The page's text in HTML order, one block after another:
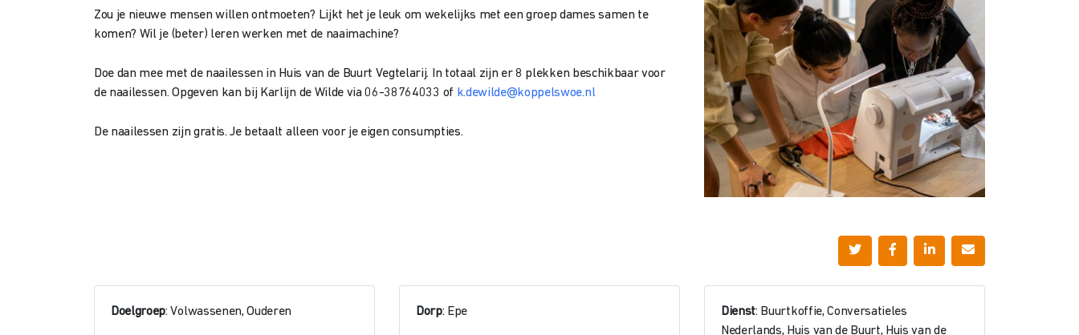
Zou je nieuwe mensen willen ontmoeten? Lijkt het je leuk om wekelijks met een groep dames samen te
komen? Wil je (beter) leren werken met de naaimachine?
Doe dan mee met de naailessen in Huis van de Buurt Vegtelarij. In totaal zijn er 8 plekken beschikbaar voor
de naailessen. Opgeven kan bij Karlijn de Wilde via 06-38764033 of k.dewilde@koppelswoe.nl
De naailessen zijn gratis. Je betaalt alleen voor je eigen consumpties.
Doelgroep: Volwassenen, Ouderen Dorp: Epe Dienst: Buurtkoffie, Conversatieles
Nederlands, Huis van de Buurt, Huis van de